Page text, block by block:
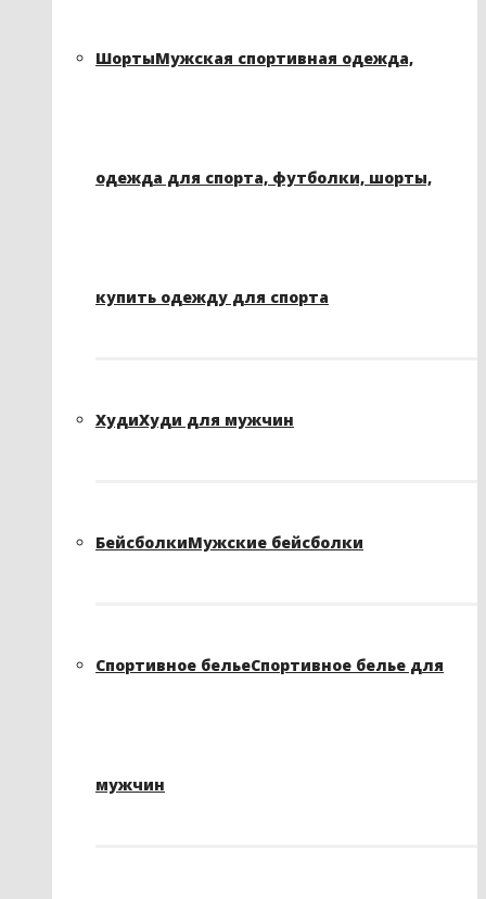
ШортыМужская спортивная одежда,
одежда для спорта, футболки, шорты,
купить одежду для спорта
ХудиХуди для мужчин
БейсболкиМужские бейсболки
Спортивное бельеСпортивное белье для
мужчин